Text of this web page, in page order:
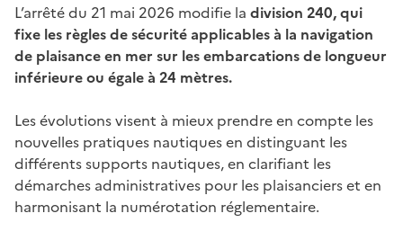
L’arrêté du 21 mai 2026 modifie la division 240, qui
fixe les règles de sécurité applicables à la navigation
de plaisance en mer sur les embarcations de longueur
inférieure ou égale à 24 mètres.
Les évolutions visent à mieux prendre en compte les
nouvelles pratiques nautiques en distinguant les
différents supports nautiques, en clarifiant les
démarches administratives pour les plaisanciers et en
harmonisant la numérotation réglementaire.